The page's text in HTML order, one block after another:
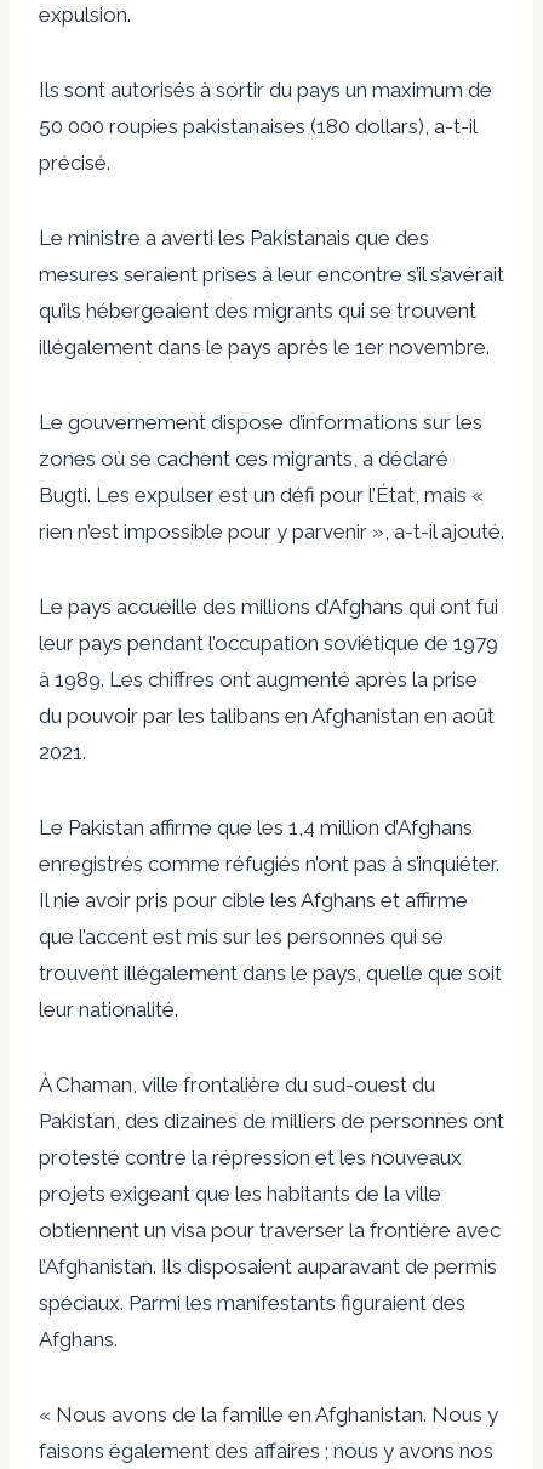
expulsion.
Ils sont autorisés à sortir du pays un maximum de
50 000 roupies pakistanaises (180 dollars), a-t-il
précisé.
Le ministre a averti les Pakistanais que des
mesures seraient prises à leur encontre s’il s’avérait
qu’ils hébergeaient des migrants qui se trouvent
illégalement dans le pays après le 1er novembre.
Le gouvernement dispose d’informations sur les
zones où se cachent ces migrants, a déclaré
Bugti. Les expulser est un défi pour l’État, mais «
rien n’est impossible pour y parvenir », a-t-il ajouté.
Le pays accueille des millions d’Afghans qui ont fui
leur pays pendant l’occupation soviétique de 1979
à 1989. Les chiffres ont augmenté après la prise
du pouvoir par les talibans en Afghanistan en août
2021.
Le Pakistan affirme que les 1,4 million d’Afghans
enregistrés comme réfugiés n’ont pas à s’inquiéter.
Il nie avoir pris pour cible les Afghans et affirme
que l’accent est mis sur les personnes qui se
trouvent illégalement dans le pays, quelle que soit
leur nationalité.
À Chaman, ville frontalière du sud-ouest du
Pakistan, des dizaines de milliers de personnes ont
protesté contre la répression et les nouveaux
projets exigeant que les habitants de la ville
obtiennent un visa pour traverser la frontière avec
l’Afghanistan. Ils disposaient auparavant de permis
spéciaux. Parmi les manifestants figuraient des
Afghans.
« Nous avons de la famille en Afghanistan. Nous y
faisons également des affaires ; nous y avons nos